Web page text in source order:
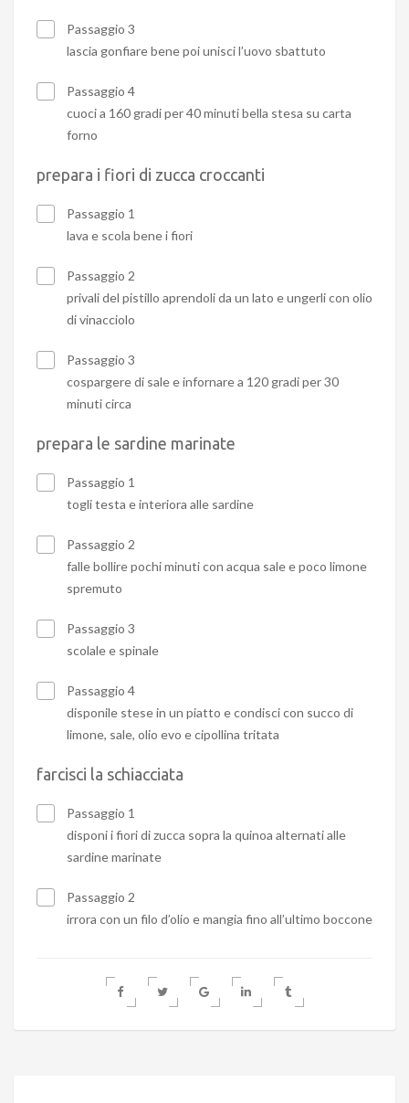
Passaggio 3
lascia gonfiare bene poi unisci l’uovo sbattuto
Passaggio 4
cuoci a 160 gradi per 40 minuti bella stesa su carta
forno
prepara i fiori di zucca croccanti
Passaggio 1
lava e scola bene i fiori
Passaggio 2
privali del pistillo aprendoli da un lato e ungerli con olio
di vinacciolo
Passaggio 3
cospargere di sale e infornare a 120 gradi per 30
minuti circa
prepara le sardine marinate
Passaggio 1
togli testa e interiora alle sardine
Passaggio 2
falle bollire pochi minuti con acqua sale e poco limone
spremuto
Passaggio 3
scolale e spinale
Passaggio 4
disponile stese in un piatto e condisci con succo di
limone, sale, olio evo e cipollina tritata
farcisci la schiacciata
Passaggio 1
disponi i fiori di zucca sopra la quinoa alternati alle
sardine marinate
Passaggio 2
irrora con un filo d’olio e mangia fino all’ultimo boccone